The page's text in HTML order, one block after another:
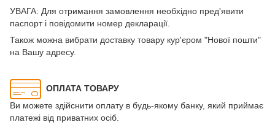
УВАГА: Для отримання замовлення необхідно пред'явити
паспорт і повідомити номер декларації.
Також можна вибрати доставку товару кур'єром "Нової пошти"
на Вашу адресу.
ОПЛАТА ТОВАРУ
Ви можете здійснити оплату в будь-якому банку, який приймає
платежі від приватних осіб.